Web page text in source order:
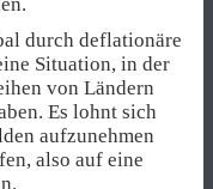
durch deflationäre
Situation, in der
von Ländern
Es lohnt sich
aufzunehmen
also auf eine